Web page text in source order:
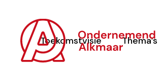
Toekomstvisie Thema’s